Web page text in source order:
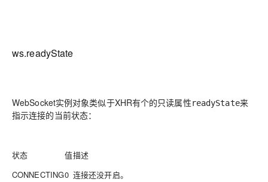
ws.readyState
WebSocket实例对象类似于XHR有个的只读属性readyState来
指示连接的当前状态：
状态 值描述
CONNECTING0 连接还没开启。